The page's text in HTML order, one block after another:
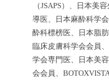
（JSAPS）、日本美
導医、日本麻酔科学
酔科標榜医、日本脂
臨床皮膚科学会会員
学会専門医、日本美
会会員、